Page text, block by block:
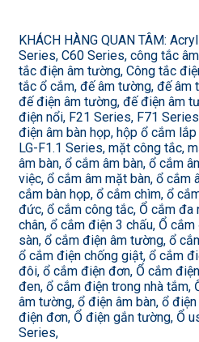
KHÁCH HÀNG QUAN TÂM:
Series, C60 Series, công tắc
tắc điện âm tường, Công tắc
tắc ổ cắm, đế âm tường, đế
đế điện âm tường, đế điện âm
điện nổi, F21 Series, F71
điện âm bàn họp, hộp ổ cắm
LG-F1.1 Series, mặt công tắc,
âm bàn, ổ cắm âm bàn, ổ cắm
việc, ổ cắm âm mặt bàn, ổ cắm
cắm bàn họp, ổ cắm chìm, ổ
đức, ổ cắm công tắc, Ổ cắm đa
chân, ổ cắm điện 3 chấu, Ổ
sàn, ổ cắm điện âm tường, ổ
ổ cắm điện chống giật, ổ cắm
đôi, ổ cắm điện đơn, Ổ cắm
đen, ổ cắm điện trong nhà tắm,
âm tường, ổ điện âm bàn, ổ
điện đơn, Ổ điện gắn tường, Ổ
Series,